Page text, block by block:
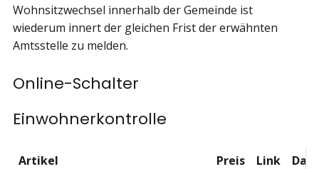
Wohnsitzwechsel innerhalb der Gemeinde ist
wiederum innert der gleichen Frist der erwähnten
Amtsstelle zu melden.
Online-Schalter
Einwohnerkontrolle
Artikel Preis Link